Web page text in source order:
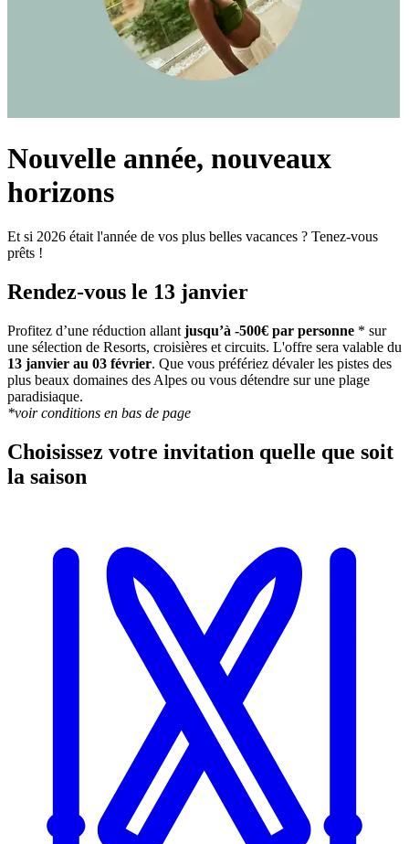
Nouvelle année, nouveaux
horizons
Et si 2026 était l'année de vos plus belles vacances ? Tenez-vous
prêts !
Rendez-vous le 13 janvier
​​​​Profitez d’une réduction allant jusqu’à -500€ par personne * sur
une sélection de Resorts, croisières et circuits. L'offre sera valable du
13 janvier au 03 février. Que vous préfériez dévaler les pistes des
plus beaux domaines des Alpes ou vous détendre sur une plage
paradisiaque.
*voir conditions en bas de page
Choisissez votre invitation quelle que soit
la saison